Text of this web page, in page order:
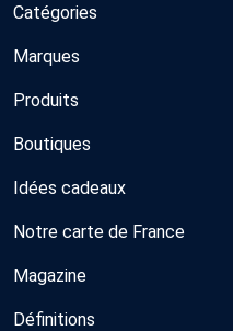
Catégories
Marques
Produits
Boutiques
Idées cadeaux
Notre carte de France
Magazine
Définitions